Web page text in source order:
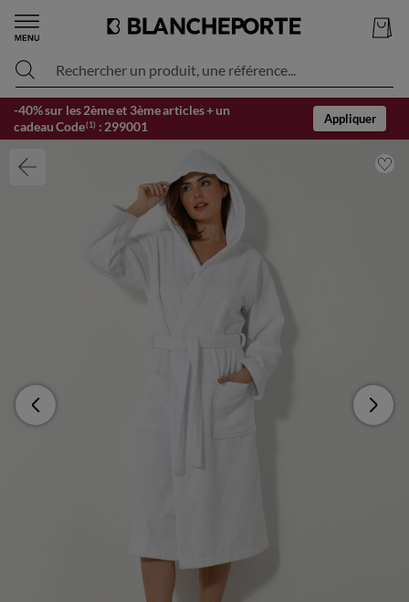
Rechercher un produit, une référence...
-40% sur les 2ème et 3ème articles + un
cadeau Code(1) : 299001
Appliquer